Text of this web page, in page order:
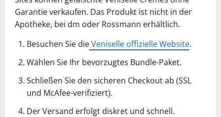
Garantie verkaufen. Das Produkt ist nicht in der
Apotheke, bei dm oder Rossmann erhältlich.
Besuchen Sie dieVeniselle offizielle Website.
Wählen Sie Ihr bevorzugtes Bundle-Paket.
Schließen Sie den sicheren Checkout ab (SSL
und McAfee-verifiziert).
Der Versand erfolgt diskret und schnell.